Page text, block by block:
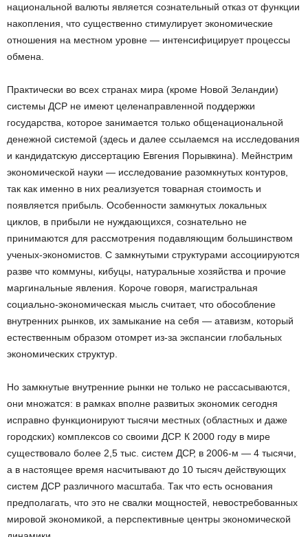
национальной валюты является сознательный отказ от функции
накопления, что существенно стимулирует экономические
отношения на местном уровне — интенсифицирует процессы
обмена.
Практически во всех странах мира (кроме Новой Зеландии)
системы ДСР не имеют целенаправленной поддержки
государства, которое занимается только общенациональной
денежной системой (здесь и далее ссылаемся на исследования
и кандидатскую диссертацию Евгения Порывкина). Мейнстрим
экономической науки — исследование разомкнутых контуров,
так как именно в них реализуется товарная стоимость и
появляется прибыль. Особенности замкнутых локальных
циклов, в прибыли не нуждающихся, сознательно не
принимаются для рассмотрения подавляющим большинством
ученых-экономистов. С замкнутыми структурами ассоциируются
разве что коммуны, кибуцы, натуральные хозяйства и прочие
маргинальные явления. Короче говоря, магистральная
социально-экономическая мысль считает, что обо­собление
внутренних рынков, их замыкание на себя — атавизм, который
естественным образом отомрет из-за экспансии глобальных
экономических структур.
Но замкнутые внутренние рынки не только не рассасываются,
они множатся: в рамках вполне развитых экономик сегодня
исправно функционируют тысячи местных (областных и даже
городских) комплексов со своими ДСР. К 2000 году в мире
существовало более 2,5 тыс. систем ДСР, в 2006-м — 4 тысячи,
а в настоящее время насчитывают до 10 тысяч действующих
систем ДСР различного масштаба. Так что есть основания
предполагать, что это не свалки мощностей, невостребованных
мировой экономикой, а перспективные центры экономической